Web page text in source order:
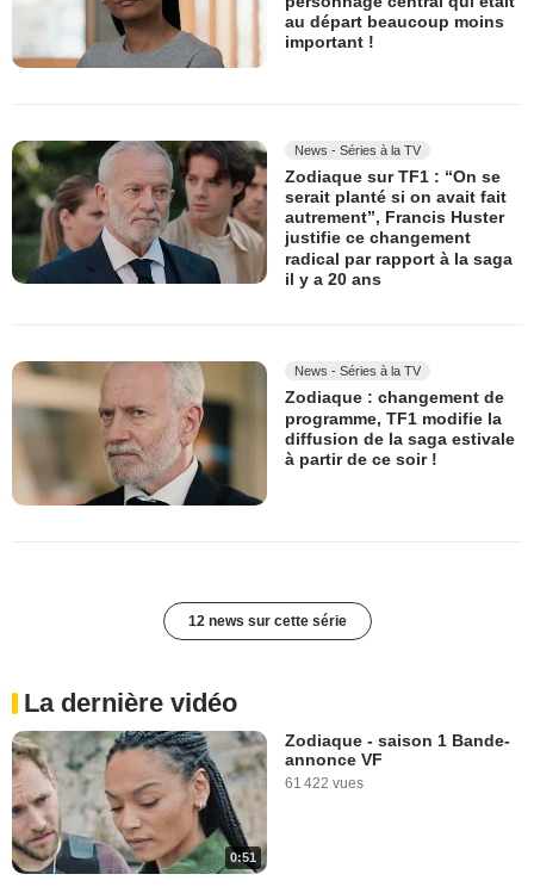
au départ beaucoup moins
important !
News - Séries à la TV
Zodiaque sur TF1 : “On se
serait planté si on avait fait
autrement”, Francis Huster
justifie ce changement
radical par rapport à la saga
il y a 20 ans
News - Séries à la TV
Zodiaque : changement de
programme, TF1 modifie la
diffusion de la saga estivale
à partir de ce soir !
12 news sur cette série
La dernière vidéo
0:51
Zodiaque - saison 1 Bande-
annonce VF
61 422 vues